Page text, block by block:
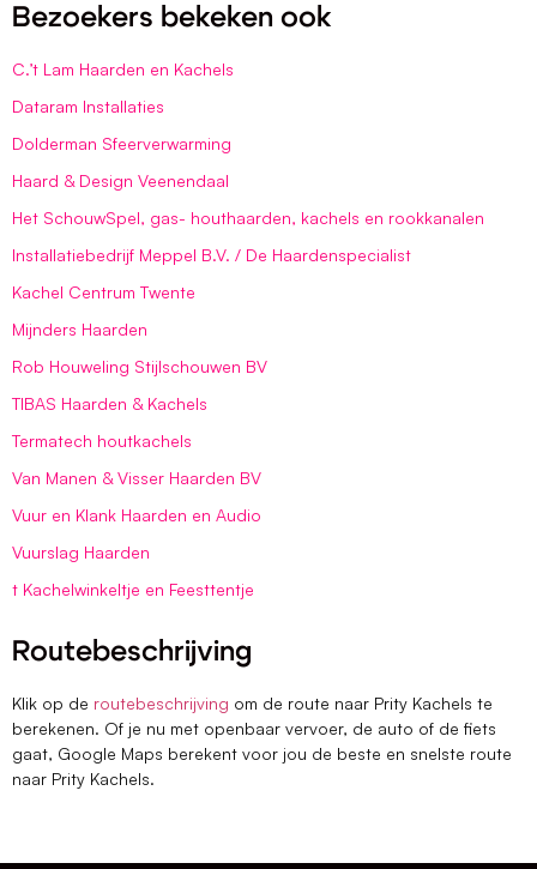
Bezoekers bekeken ook
C.’t Lam Haarden en Kachels
Dataram Installaties
Dolderman Sfeerverwarming
Haard & Design Veenendaal
Het SchouwSpel, gas- houthaarden, kachels en rookkanalen
Installatiebedrijf Meppel B.V. / De Haardenspecialist
Kachel Centrum Twente
Mijnders Haarden
Rob Houweling Stijlschouwen BV
TIBAS Haarden & Kachels
Termatech houtkachels
Van Manen & Visser Haarden BV
Vuur en Klank Haarden en Audio
Vuurslag Haarden
t Kachelwinkeltje en Feesttentje
Routebeschrijving
Klik op de routebeschrijving om de route naar Prity Kachels te
berekenen. Of je nu met openbaar vervoer, de auto of de fiets
gaat, Google Maps berekent voor jou de beste en snelste route
naar Prity Kachels.